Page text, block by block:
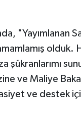
olduk.
şükranlarımı
ve Maliye
ve destek